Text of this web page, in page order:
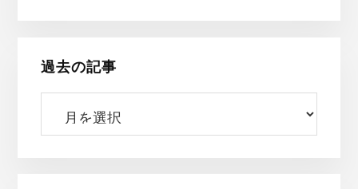
過去の記事